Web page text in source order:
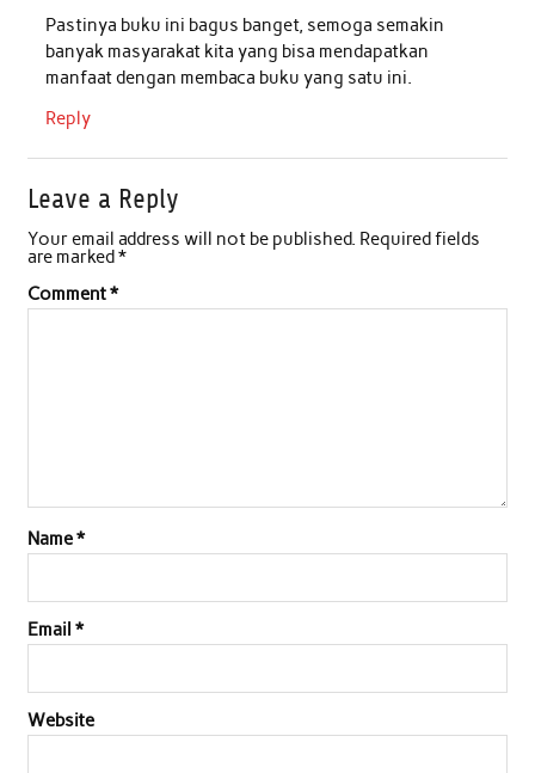
k
p
n
Pastinya buku ini bagus banget, semoga semakin
banyak masyarakat kita yang bisa mendapatkan
manfaat dengan membaca buku yang satu ini.
Reply
Leave a Reply
Your email address will not be published. Required fields
are marked *
Comment*
Name*
Email *
Website